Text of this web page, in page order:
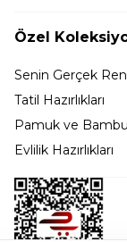
Özel
Senin Gerçek
Tatil Hazırlıkları
Pamuk ve
Evlilik Hazırlıkları